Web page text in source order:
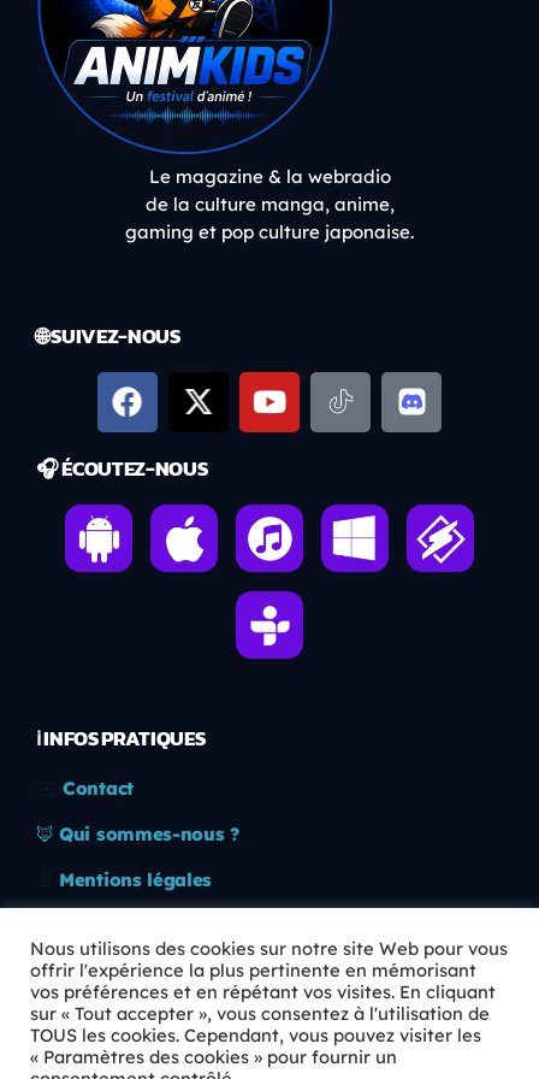
Le magazine & la webradio
de la culture manga, anime,
gaming et pop culture japonaise.
🌐 SUIVEZ-NOUS
🎧 ÉCOUTEZ-NOUS
ℹ️ INFOS PRATIQUES
Contact
🦊 Qui sommes-nous ?
Mentions légales
🛡️ RGPD
Copyright © 2026 Animkids. Tous droits réservés.
Nous utilisons des cookies sur notre site Web pour vous
offrir l'expérience la plus pertinente en mémorisant
vos préférences et en répétant vos visites. En cliquant
sur « Tout accepter », vous consentez à l'utilisation de
TOUS les cookies. Cependant, vous pouvez visiter les
« Paramètres des cookies » pour fournir un